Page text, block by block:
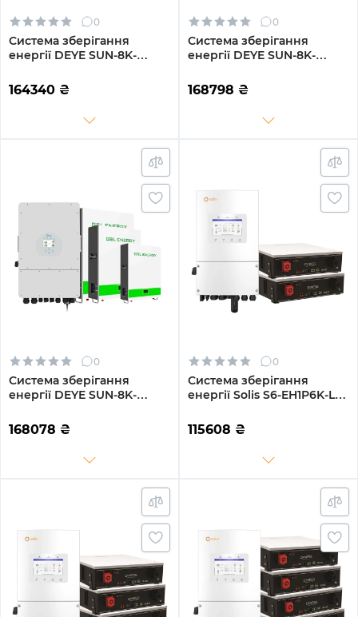
0
Система зберігання
енергії DEYE SUN-8K-
8kW 14.4kWh 3BAT
LiFePO4 6500 циклів
164340 ₴
0
Система зберігання
енергії DEYE SUN-8K-
8kW 15.36kWh 3BAT
LiFePO4 6500 циклів
168798 ₴
0
Система зберігання
енергії DEYE SUN-8K-
W 8kW 15.36kWh 3BAT
LiFePO4 6500 циклів
168078 ₴
0
Система зберігання
енергії Solis S6-EH1P6K-L-
10.24kWh 2BAT LiFePO4
6000 циклів
115608 ₴